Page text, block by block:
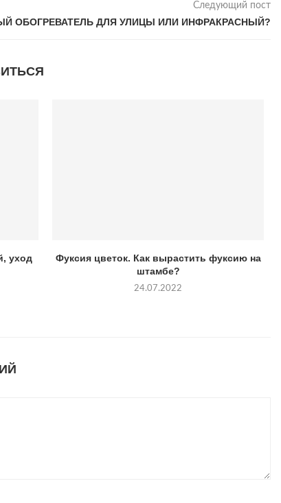
Следующий пост
ОБОГРЕВАТЕЛЬ ДЛЯ УЛИЦЫ ИЛИ ИНФРАКРАСНЫЙ?
уход
Фуксия цветок. Как вырастить фуксию на
штамбе?
24.07.2022